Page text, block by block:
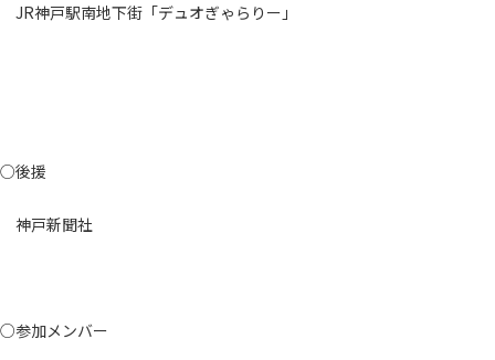
JR神戸駅南地下街「デュオぎゃらりー」
○後援
神戸新聞社
○参加メンバー